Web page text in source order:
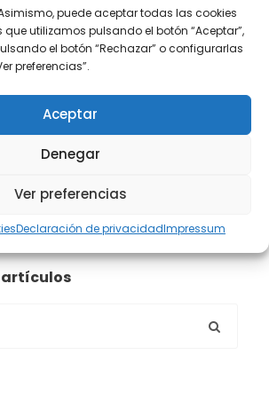
puede aceptar todas las cookies
que utilizamos pulsando el botón “Aceptar”,
el botón “Rechazar” o configurarlas
preferencias”.
Aceptar
Denegar
Ver preferencias
Declaración de privacidadImpressum
e industrial
datos (40)
(24)
artículos